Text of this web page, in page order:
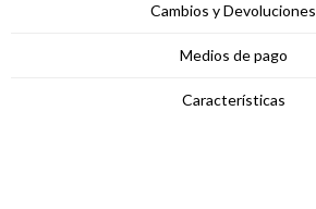
Cambios y Devoluciones
Medios de pago
Características